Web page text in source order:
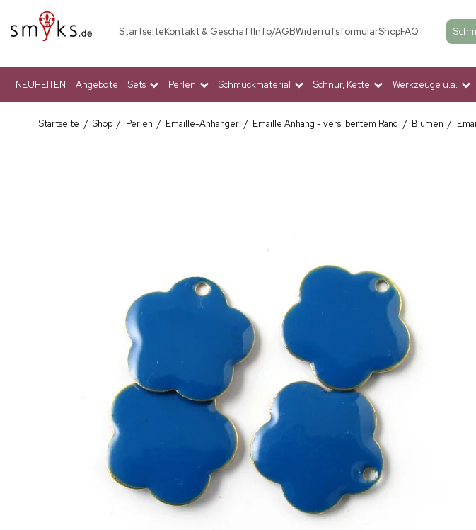
StartseiteKontakt & GeschäftInfo/AGBWiderrufsformularShopFAQ
NEUHEITEN Angebote Sets Perlen Schmuckmaterial Schnur, Kette Werkzeuge u.ä.
Startseite / Shop / Perlen / Emaille-Anhänger / Emaille Anhang - versilbertem Rand / Blumen /